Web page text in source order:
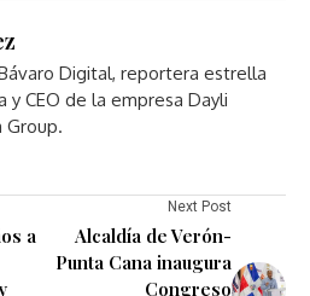
Digital, reportera estrella
y CEO de la empresa Dayli
Group.
a
Next Post
Alcaldía de Verón-
Punta Cana inaugura
Congreso